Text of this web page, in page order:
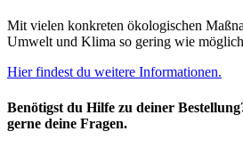
Mit vielen konkreten ökologischen
Umwelt und Klima so gering wie
Hier findest du weitere Informationen.
Benötigst du Hilfe zu deiner
gerne deine Fragen.